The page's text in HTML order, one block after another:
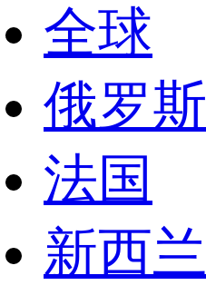
全球
俄罗斯
法国
新西兰